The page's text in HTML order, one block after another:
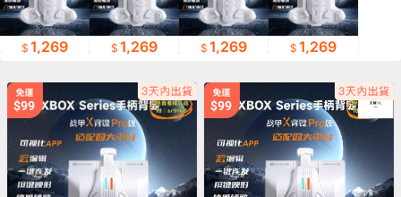
1,269 1,269 1,269 1,269